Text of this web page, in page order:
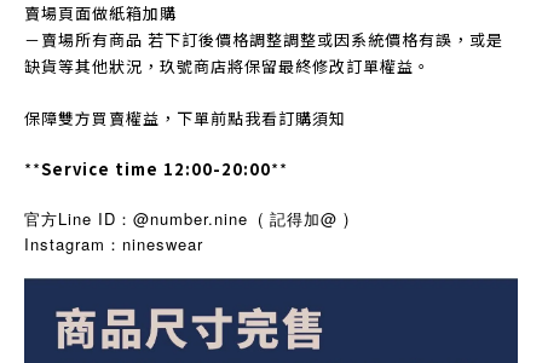
賣場頁面做紙箱加購
－賣場所有商品 若下訂後價格調整調整或因系統價格有誤，或是
缺貨等其他狀況，玖號商店將保留最終修改訂單權益。
保障雙方買賣權益，下單前點我看訂購須知
**Service time 12:00-20:00**
官方Line ID：@number.nine ( 記得加@ )
Instagram ： nineswear